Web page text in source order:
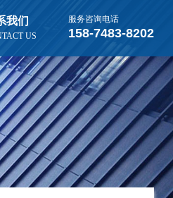
精英团队
更多案例
更多新闻
我们
US
服务咨询电话
158-7483-8202